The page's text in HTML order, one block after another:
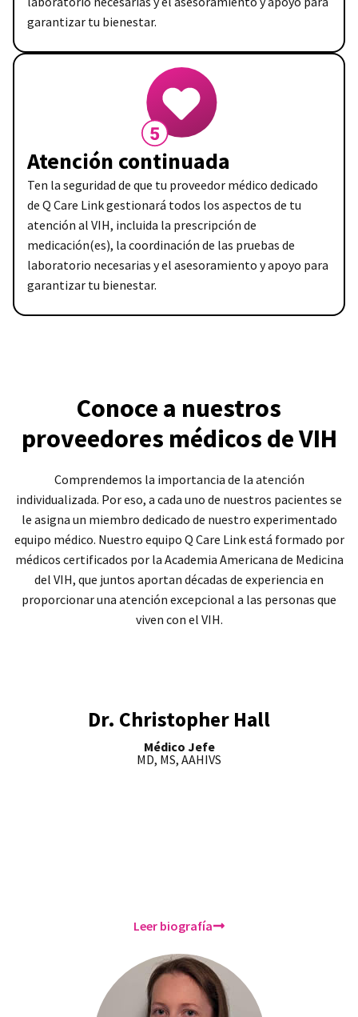
garantizar tu bienestar.
Atención continuada
Ten la seguridad de que tu proveedor médico dedicado
de Q Care Link gestionará todos los aspectos de tu
atención al VIH, incluida la prescripción de
medicación(es), la coordinación de las pruebas de
laboratorio necesarias y el asesoramiento y apoyo para
garantizar tu bienestar.
Conoce a nuestros
proveedores médicos de VIH
Comprendemos la importancia de la atención
individualizada. Por eso, a cada uno de nuestros pacientes se
le asigna un miembro dedicado de nuestro experimentado
equipo médico. Nuestro equipo Q Care Link está formado por
médicos certificados por la Academia Americana de Medicina
del VIH, que juntos aportan décadas de experiencia en
proporcionar una atención excepcional a las personas que
viven con el VIH.
Dr. Christopher Hall
Médico Jefe
MD, MS, AAHIVS
Leer biografía